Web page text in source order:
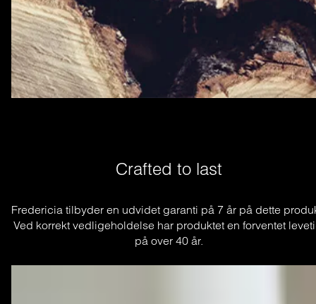
Crafted to last
Fredericia tilbyder en udvidet garanti på 7 år på dette
Ved korrekt vedligeholdelse har produktet en forventet
på over 40 år.